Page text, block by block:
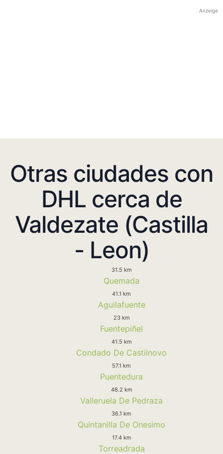
Anzeige
Otras ciudades con
DHL cerca de
Valdezate (Castilla
- Leon)
31.5 km
Quemada
41.1 km
Aguilafuente
23 km
Fuentepiñel
41.5 km
Condado De Castilnovo
57.1 km
Puentedura
48.2 km
Valleruela De Pedraza
36.1 km
Quintanilla De Onesimo
17.4 km
Torreadrada